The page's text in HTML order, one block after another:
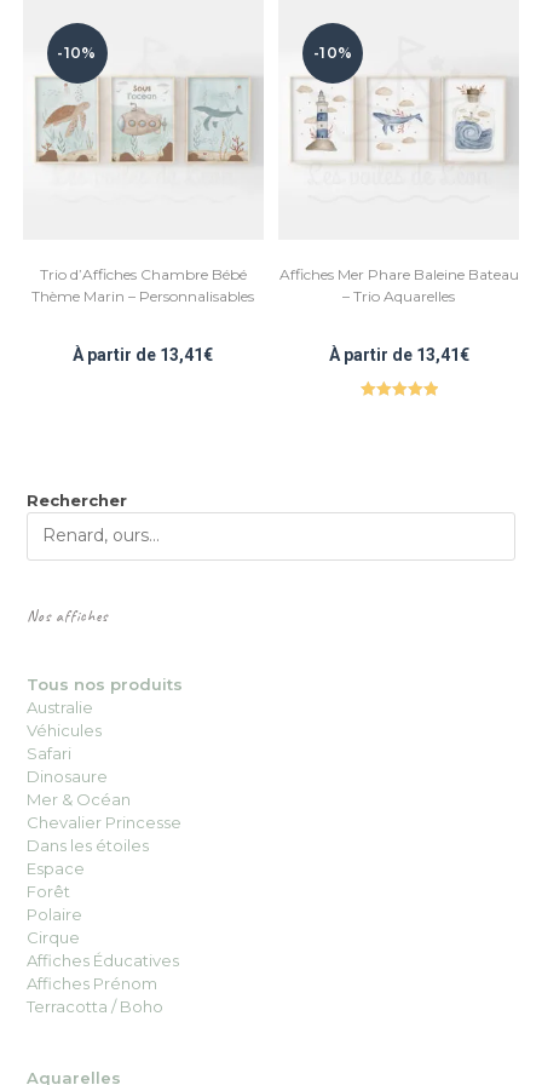
-10%
Trio d’Affiches Chambre Bébé
Thème Marin – Personnalisables
À partir de 13,41€
-10%
Affiches Mer Phare Baleine Bateau
– Trio Aquarelles
À partir de 13,41€
Rechercher
Nos affiches
Tous nos produits
Australie
Véhicules
Safari
Dinosaure
Mer & Océan
Chevalier Princesse
Dans les étoiles
Espace
Forêt
Polaire
Cirque
Affiches Éducatives
Affiches Prénom
Terracotta / Boho
Aquarelles